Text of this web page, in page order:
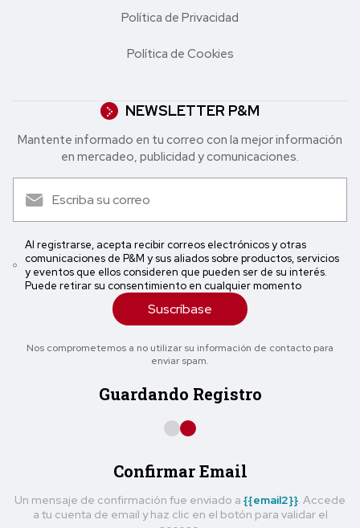
Política de Privacidad
Política de Cookies
NEWSLETTER P&M
Mantente informado en tu correo con la mejor in formación
en mercadeo, publicidad y comunicaciones.
Al registrarse, acepta recibir correos electrónicos y otras
comunicaciones de P&M y sus aliados sobre productos, servicios
y eventos que ellos consideren que pueden ser de su interés.
Puede retirar su consentimiento en cualquier momento
Suscríbase
Nos comprometemos a no utilizar su información de contacto para
enviar spam.
Guardando Registro
Confirmar Email
Un mensaje de confirmación fue enviado a {{email2}} . Accede
a tu cuenta de email y haz clic en el botón para validar el